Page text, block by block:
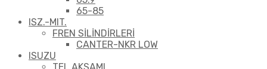
65-85
ISZ.-MIT.
FREN SİLİNDİRLERİ
CANTER-NKR LOW
ISUZU